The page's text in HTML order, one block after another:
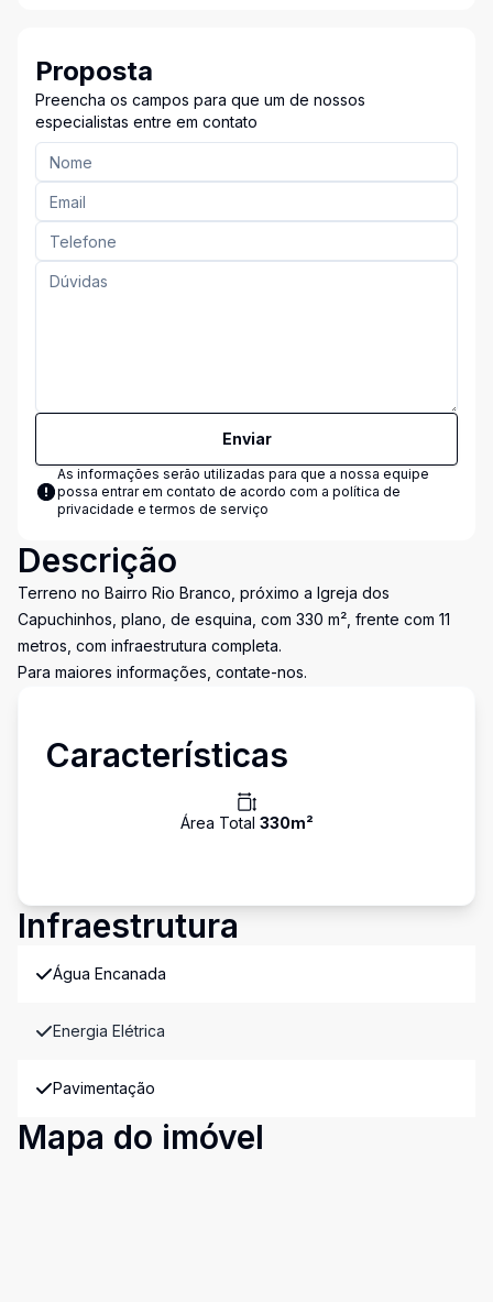
Proposta
Preencha os campos para que um de nossos
especialistas entre em contato
Enviar
As informações serão utilizadas para que a nossa equipe
possa entrar em contato de acordo com a política de
privacidade e termos de serviço
Descrição
Terreno no Bairro Rio Branco, próximo a Igreja dos
Capuchinhos, plano, de esquina, com 330 m², frente com 11
metros, com infraestrutura completa.
Para maiores informações, contate-nos.
Características
Área Total 330m²
Infraestrutura
Água Encanada
Energia Elétrica
Pavimentação
Mapa do imóvel